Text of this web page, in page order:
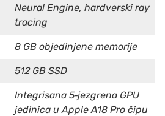
Neural Engine, hardverski ray
tracing
8 GB objedinjene memorije
512 GB SSD
Integrisana 5‑jezgrena GPU
jedinica u Apple A18 Pro čipu